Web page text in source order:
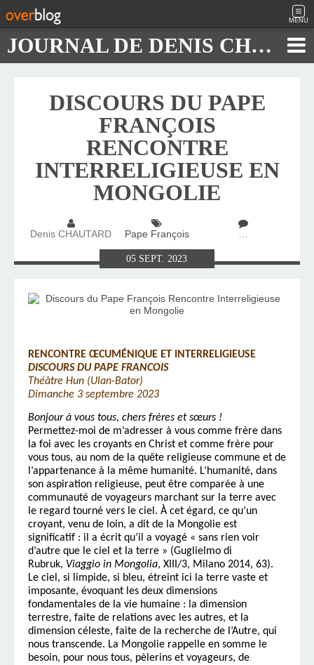
MENU
JOURNAL DE DENIS CHAUTARD
DISCOURS DU PAPE
FRANÇOIS
RENCONTRE
INTERRELIGIEUSE EN
MONGOLIE
Denis CHAUTARD Pape François …
05 SEPT.2023
RENCONTRE ŒCUMÉNIQUE ET INTERRELIGIEUSE
DISCOURS DU PAPE FRANCOIS
Théâtre Hun (Ulan-Bator)
Dimanche 3 septembre 2023
Bonjour à vous tous, chers frères et sœurs !
Permettez-moi de m’adresser à vous comme frère dans
la foi avec les croyants en Christ et comme frère pour
vous tous, au nom de la quête religieuse commune et de
l’appartenance à la même humanité. L’humanité, dans
son aspiration religieuse, peut être comparée à une
communauté de voyageurs marchant sur la terre avec
le regard tourné vers le ciel. À cet égard, ce qu’un
croyant, venu de loin, a dit de la Mongolie est
significatif : il a écrit qu’il a voyagé « sans rien voir
d’autre que le ciel et la terre » (Guglielmo di
Rubruk, Viaggio in Mongolia, XIII/3, Milano 2014, 63).
Le ciel, si limpide, si bleu, étreint ici la terre vaste et
imposante, évoquant les deux dimensions
fondamentales de la vie humaine : la dimension
terrestre, faite de relations avec les autres, et la
dimension céleste, faite de la recherche de l’Autre, qui
nous transcende. La Mongolie rappelle en somme le
besoin, pour nous tous, pèlerins et voyageurs, de